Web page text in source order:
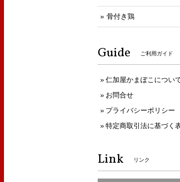
骨付き鶏
Guide ご利用ガイド
仁加屋かまぼこについ
お問合せ
プライバシーポリシー
特定商取引法に基づく
Link リンク